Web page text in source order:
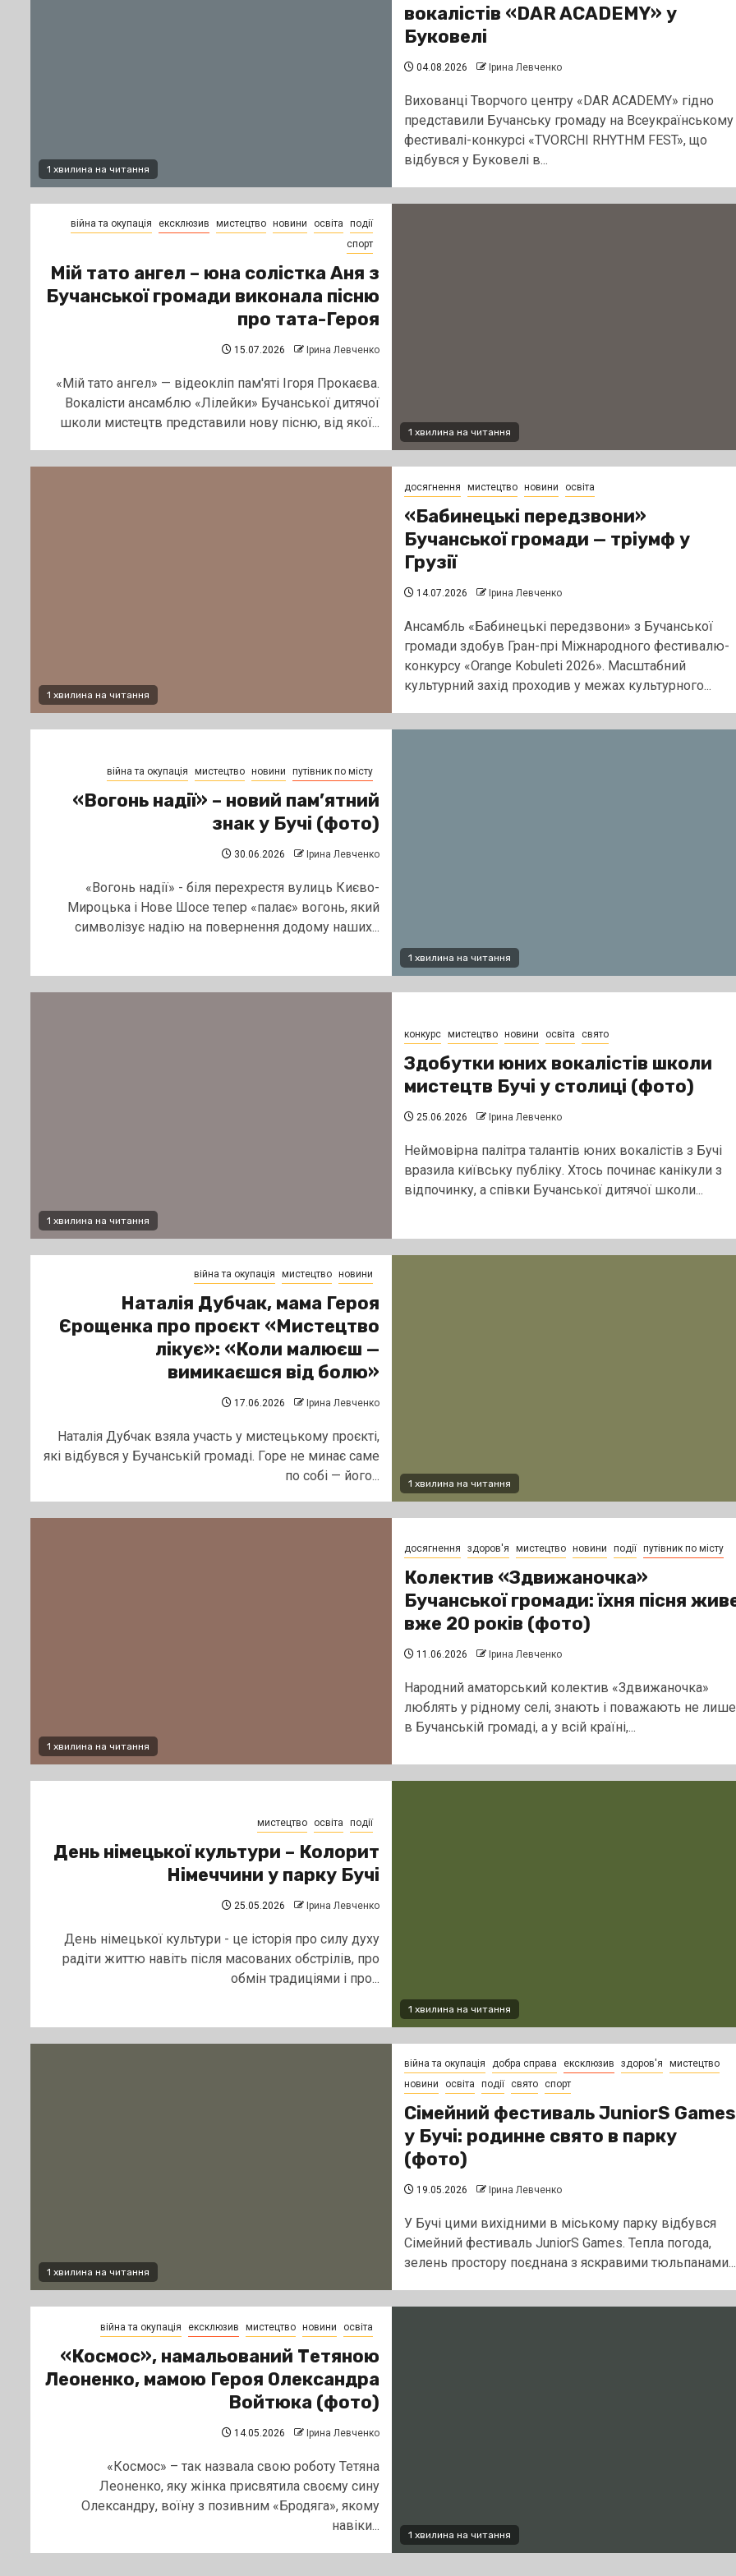
1 хвилина на читання
вокалістів «DAR ACADEMY» у
Буковелі
04.08.2026 Ірина Левченко
Вихованці Творчого центру «DAR ACADEMY» гідно
представили Бучанську громаду на Всеукраїнському
фестивалі-конкурсі «TVORCHI RHYTHM FEST», що
відбувся у Буковелі в...
1 хвилина на читання
війна та окупація ексклюзив мистецтво новини освіта
події
спорт
Мій тато ангел – юна солістка Аня з
Бучанської громади виконала пісню
про тата-Героя
15.07.2026 Ірина Левченко
«Мій тато ангел» — відеокліп пам'яті Ігоря Прокаєва.
Вокалісти ансамблю «Лілейки» Бучанської дитячої
школи мистецтв представили нову пісню, від якої...
1 хвилина на читання
досягнення мистецтво новини освіта
«Бабинецькі передзвони»
Бучанської громади — тріумф у
Грузії
14.07.2026 Ірина Левченко
Ансамбль «Бабинецькі передзвони» з Бучанської
громади здобув Гран-прі Міжнародного фестивалю-
конкурсу «Orange Kobuleti 2026». Масштабний
культурний захід проходив у межах культурного...
1 хвилина на читання
війна та окупація мистецтво новини путівник по місту
«Вогонь надії» – новий пам’ятний
знак у Бучі (фото)
30.06.2026 Ірина Левченко
«Вогонь надії» - біля перехрестя вулиць Києво-
Мироцька і Нове Шосе тепер «палає» вогонь, який
символізує надію на повернення додому наших...
1 хвилина на читання
конкурс мистецтво новини освіта свято
Здобутки юних вокалістів школи
мистецтв Бучі у столиці (фото)
25.06.2026 Ірина Левченко
Неймовірна палітра талантів юних вокалістів з Бучі
вразила київську публіку. Хтось починає канікули з
відпочинку, а співки Бучанської дитячої школи...
1 хвилина на читання
війна та окупація мистецтво новини
Наталія Дубчак, мама Героя
Єрощенка про проєкт «Мистецтво
лікує»: «Коли малюєш —
вимикаєшся від болю»
17.06.2026 Ірина Левченко
Наталія Дубчак взяла участь у мистецькому проєкті,
які відбувся у Бучанській громаді. Горе не минає саме
по собі — його...
1 хвилина на читання
досягнення здоров'я мистецтво новини події путівник по місту
Колектив «Здвижаночка»
Бучанської громади: їхня пісня
вже 20 років (фото)
11.06.2026 Ірина Левченко
Народний аматорський колектив «Здвижаночка»
люблять у рідному селі, знають і поважають не лише
в Бучанській громаді, а у всій країні,...
1 хвилина на читання
мистецтво освіта події
День німецької культури – Колорит
Німеччини у парку Бучі
25.05.2026 Ірина Левченко
День німецької культури - це історія про силу духу
радіти життю навіть після масованих обстрілів, про
обмін традиціями і про...
1 хвилина на читання
війна та окупація добра справа ексклюзив здоров'я
мистецтво
новини
освіта події свято спорт
Сімейний фестиваль JuniorS Games
у Бучі: родинне свято в парку
(фото)
19.05.2026 Ірина Левченко
У Бучі цими вихідними в міському парку відбувся
Сімейний фестиваль JuniorS Games. Тепла погода,
зелень простору поєднана з яскравими тюльпанами...
1 хвилина на читання
війна та окупація ексклюзив мистецтво новини освіта
«Космос», намальований Тетяною
Леоненко, мамою Героя Олександра
Войтюка (фото)
14.05.2026 Ірина Левченко
«Космос» – так назвала свою роботу Тетяна
Леоненко, яку жінка присвятила своєму сину
Олександру, воїну з позивним «Бродяга», якому
навіки...